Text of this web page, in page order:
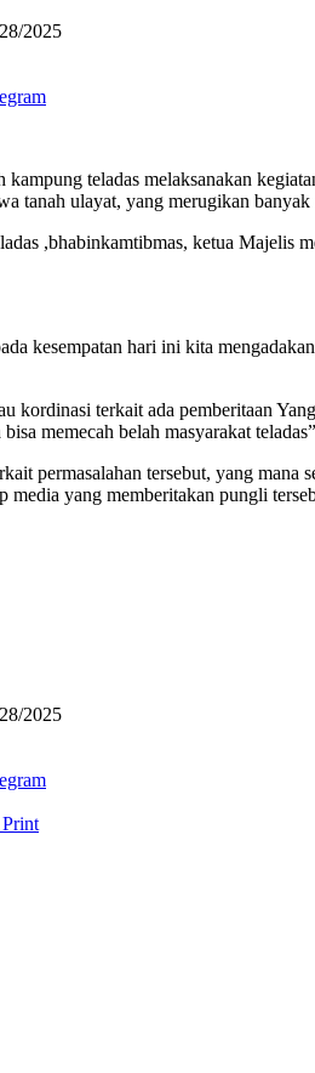
2025
teladas melaksanakan
tanah ulayat, yang merugikan
,bhabinkamtibmas, ketua Majelis
kesempatan hari ini kita
kordinasi terkait ada pemberitaan
memecah belah masyarakat
permasalahan tersebut, yang
media yang memberitakan pungli
2025
Print